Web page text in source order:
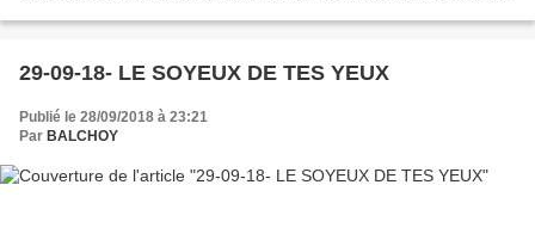
29-09-18- LE SOYEUX DE TES YEUX
Publié le 28/09/2018 à 23:21
Par BALCHOY